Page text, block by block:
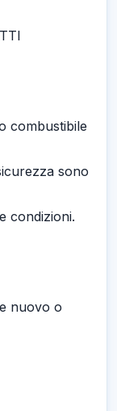
combustibile
sono
condizioni.
nuovo o